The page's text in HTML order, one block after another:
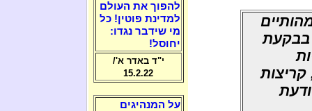
בבקעת
להפוך את העולם
למדינת פוטין! כל
מי שידבר נגדו:
יחוסל!
י"ד באדר א'/
15.2.22
על המנהיגים